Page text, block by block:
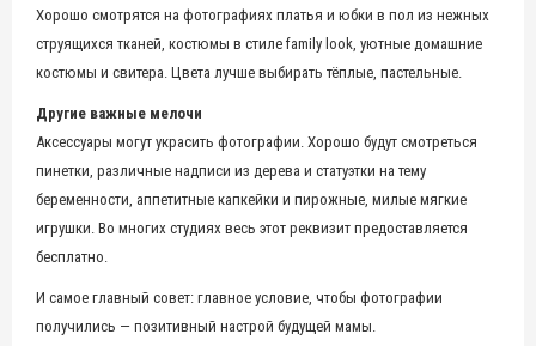
Хорошо смотрятся на фотографиях платья и юбки в пол из нежных
струящихся тканей, костюмы в стиле family look, уютные домашние
костюмы и свитера. Цвета лучше выбирать тёплые, пастельные.
Другие важные мелочи
Аксессуары могут украсить фотографии. Хорошо будут смотреться
пинетки, различные надписи из дерева и статуэтки на тему
беременности, аппетитные капкейки и пирожные, милые мягкие
игрушки. Во многих студиях весь этот реквизит предоставляется
бесплатно.
И самое главный совет: главное условие, чтобы фотографии
получились — позитивный настрой будущей мамы.